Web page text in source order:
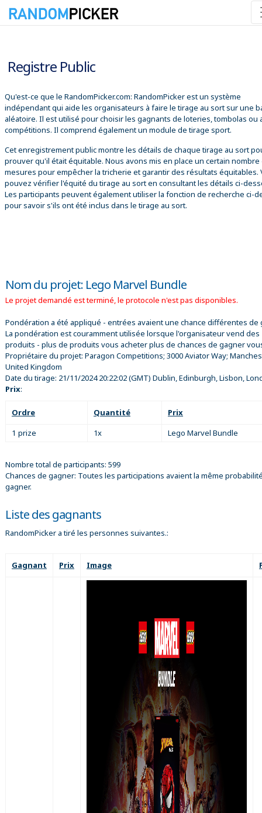
Registre Public
Qu'est-ce que le RandomPicker.com: RandomPicker est un système
indépendant qui aide les organisateurs à faire le tirage au sort sur une
aléatoire. Il est utilisé pour choisir les gagnants de loteries, tombolas ou
compétitions. Il comprend également un module de tirage sport.
Cet enregistrement public montre les détails de chaque tirage au sort
prouver qu'il était équitable. Nous avons mis en place un certain nombre
mesures pour empêcher la tricherie et garantir des résultats équitables.
pouvez vérifier l'équité du tirage au sort en consultant les détails ci-
Les participants peuvent également utiliser la fonction de recherche ci-
pour savoir s'ils ont été inclus dans le tirage au sort.
Nom du projet: Lego Marvel Bundle
Le projet demandé est terminé, le protocole n'est pas disponibles.
Pondération a été appliqué - entrées avaient une chance différentes de
La pondération est couramment utilisée lorsque l'organisateur vend des
produits - plus de produits vous acheter plus de chances de gagner
Propriétaire du projet: Paragon Competitions; 3000 Aviator Way;
United Kingdom
Date du tirage: 21/11/2024 20:22:02(GMT) Dublin, Edinburgh, Lisbon,
Prix:
Ordre Quantité
Prix
1 prize
1x Lego Marvel Bundle
Nombre total de participants: 599
Chances de gagner: Toutes les participations avaient la même
gagner.
Liste des gagnants
RandomPicker a tiré les personnes suivantes.:
Gagnant Prix Image